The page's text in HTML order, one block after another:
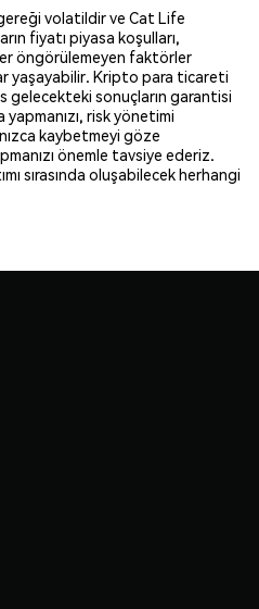
volatildir ve Cat Life
fiyatı piyasa koşulları,
öngörülemeyen faktörler
yaşayabilir. Kripto para ticareti
gelecekteki sonuçların garantisi
yapmanızı, risk yönetimi
kaybetmeyi göze
önemle tavsiye ederiz.
sırasında oluşabilecek herhangi